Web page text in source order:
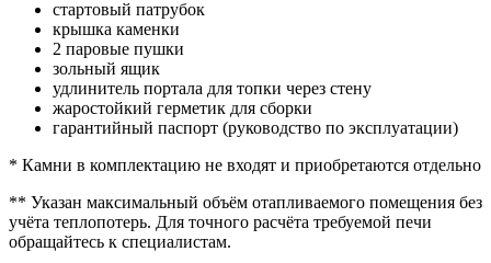
стартовый патрубок
крышка каменки
2 паровые пушки
зольный ящик
удлинитель портала для топки через стену
жаростойкий герметик для сборки
гарантийный паспорт (руководство по эксплуатации)
* Камни в комплектацию не входят и приобретаются отдельно
** Указан максимальный объём отапливаемого помещения без
учёта теплопотерь. Для точного расчёта требуемой печи
обращайтесь к специалистам.